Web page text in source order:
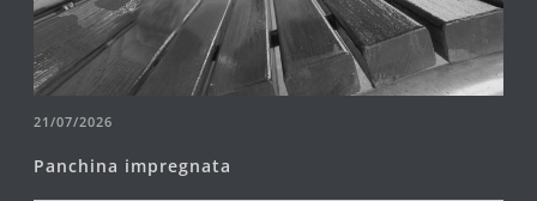
21/07/2026
Panchina impregnata